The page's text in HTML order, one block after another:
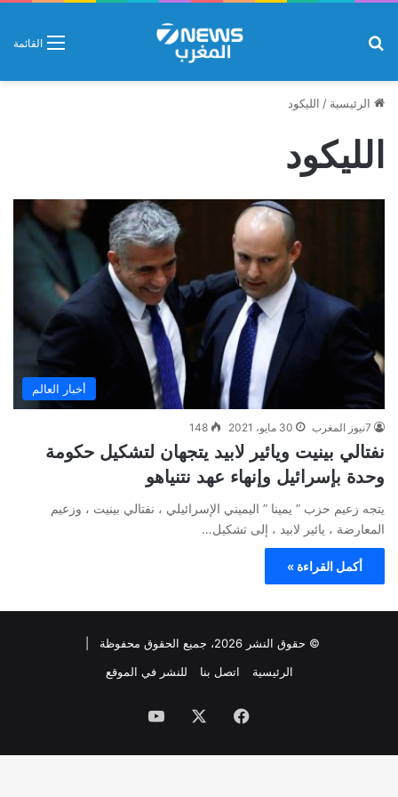
القائمة
الرئيسية / الليكود
الليكود
أخبار العالم
7نيوز المغرب 30 مايو، 2021 148
نفتالي بينيت ويائير لابيد يتجهان لتشكيل حكومة
وحدة بإسرائيل وإنهاء عهد نتنياهو
يتجه زعيم حزب ” يمينا ” اليميني الإسرائيلي ، نفتالي بينيت ، وزعيم
المعارضة ، يائير لابيد ، إلى تشكيل…
أكمل القراءة »
© حقوق النشر 2026، جميع الحقوق محفوظة |
الرئيسية
اتصل بنا للنشر في الموقع
فيسبوك